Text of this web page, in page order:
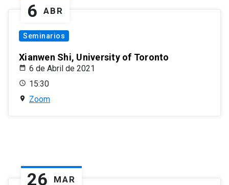
6 ABR
Seminarios
Xianwen Shi, University of Toronto
6 de Abril de 2021
15:30
Zoom
26 MAR